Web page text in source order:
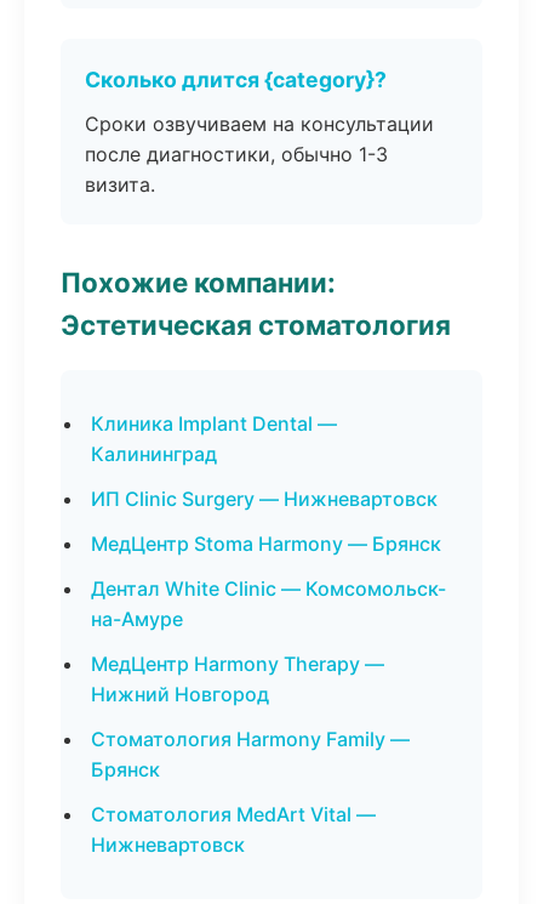
Сколько длится {category}?
Сроки озвучиваем на консультации
после диагностики, обычно 1-3
визита.
Похожие компании:
Эстетическая стоматология
Клиника Implant Dental —
Калининград
ИП Clinic Surgery — Нижневартовск
МедЦентр Stoma Harmony — Брянск
Дентал White Clinic — Комсомольск-
на-Амуре
МедЦентр Harmony Therapy —
Нижний Новгород
Стоматология Harmony Family —
Брянск
Стоматология MedArt Vital —
Нижневартовск